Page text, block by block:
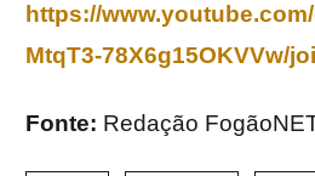
https://
MtqT3-78X6g15OKVVw/
Fonte: Redação